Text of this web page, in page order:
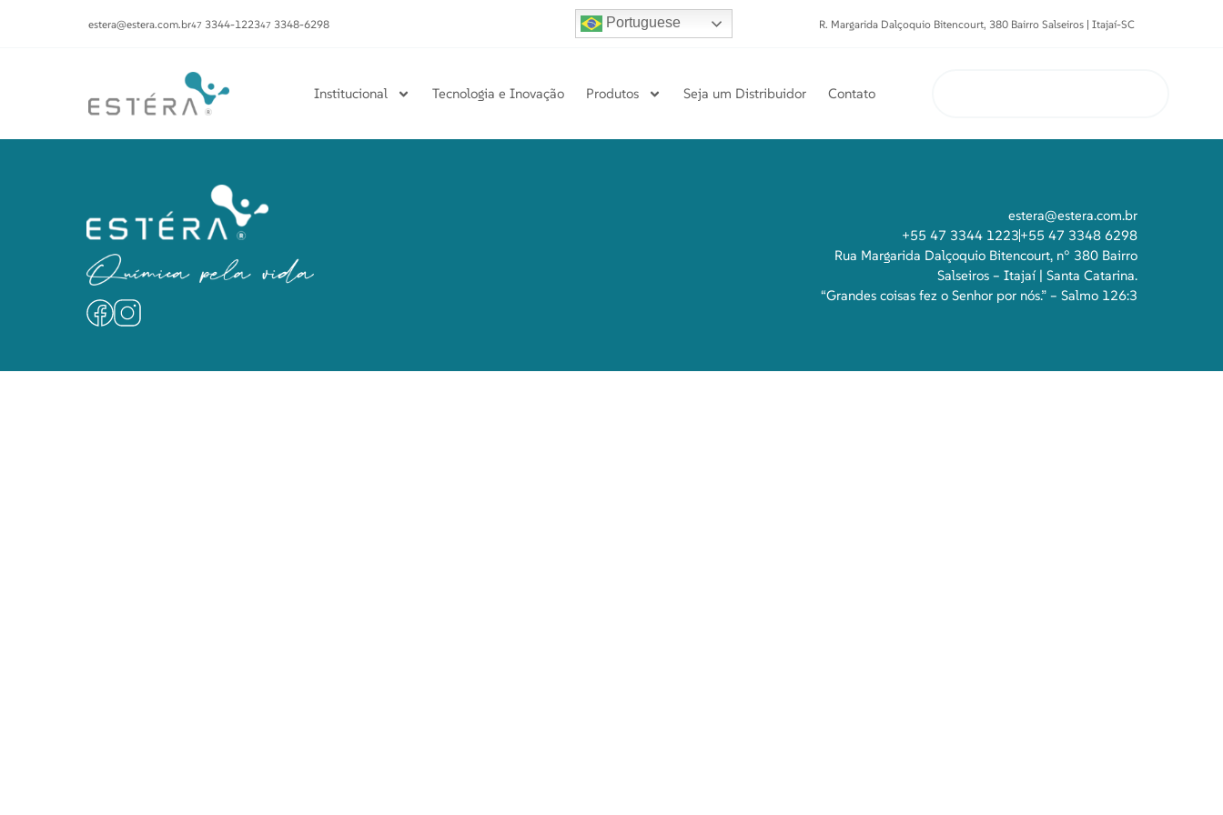
estera@estera.com.br47 3344-122347 3348-6298 Portuguese R. Margarida Dalçoquio Bitencourt, 380 Bairro Salseiros | Itajaí-SC
Institucional Tecnologia e Inovação Produtos Seja um Distribuidor Contato
estera@estera.com.br
+55 47 3344 1223+55 47 3348 6298
Rua Margarida Dalçoquio Bitencourt, n° 380 Bairro
Salseiros – Itajaí | Santa Catarina.
“Grandes coisas fez o Senhor por nós.” – Salmo 126:3